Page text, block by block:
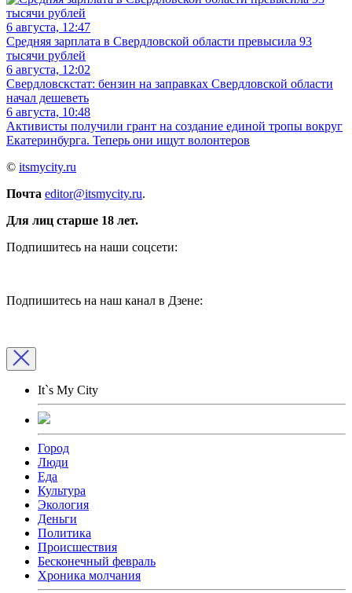
6 августа, 12:47
Средняя зарплата в Свердловской области превысила 93
тысячи рублей
6 августа, 12:02
Свердловскстат: бензин на заправках Свердловской области
начал дешеветь
6 августа, 10:48
Активисты получили грант на создание единой тропы вокруг
Екатеринбурга. Теперь они ищут волонтеров
© itsmycity.ru
Почта editor@itsmycity.ru.
Для лиц старше 18 лет.
Подпишитесь на наши соцсети:
Подпишитесь на наш канал в Дзене:
It`s My City
Город
Люди
Еда
Культура
Экология
Деньги
Политика
Происшествия
Бесконечный февраль
Хроника молчания